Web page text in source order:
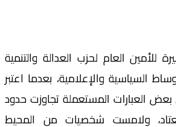
للأمين العام لحزب العدالة والتنمية
السياسية والإعلامية، بعدما اعتبر
العبارات المستعملة تجاوزت حدود
ولامست شخصيات من المحيط